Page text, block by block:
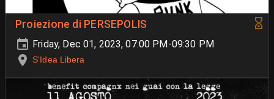
Proiezione di PERSEPOLIS
Friday, Dec 01, 2023, 07:00 PM-09:30 PM
S'Idea Libera